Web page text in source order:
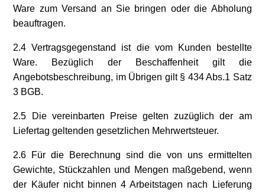
Ware zum Versand an Sie bringen oder die Abholung
beauftragen.
2.4 Vertragsgegenstand ist die vom Kunden bestellte
Ware. Bezüglich der Beschaffenheit gilt die
Angebotsbeschreibung, im Übrigen gilt § 434 Abs.1 Satz
3 BGB.
2.5 Die vereinbarten Preise gelten zuzüglich der am
Liefertag geltenden gesetzlichen Mehrwertsteuer.
2.6 Für die Berechnung sind die von uns ermittelten
Gewichte, Stückzahlen und Mengen maßgebend, wenn
der Käufer nicht binnen 4 Arbeitstagen nach Lieferung